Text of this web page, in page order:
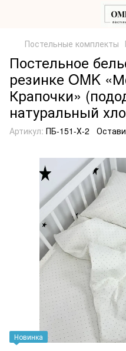
Постельные комплекты
Постельное
резинке OMK
Крапочки»
натуральный
Артикул: ПБ-151-Х-2
Новинка